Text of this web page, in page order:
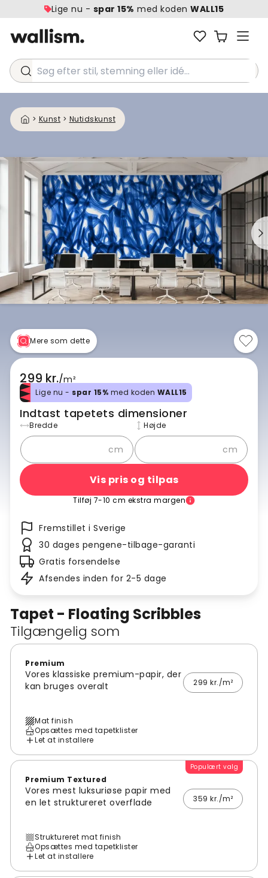
Lige nu - spar 15% med kodenWALL15
Søg efter stil, stemning eller idé...
> Kunst > Nutidskunst
Tapet - Floating Scribbles
Tilgængelig som
Premium
Vores klassiske premium-papir, der
kan bruges overalt
299 kr./m²
Mat finish
Opsættes med tapetklister
Let at installere
Populært valg
Premium Textured
Vores mest luksuriøse papir med
en let struktureret overflade
359 kr./m²
Struktureret mat finish
Opsættes med tapetklister
Let at installere
Mere som dette
299 kr./m²
Lige nu - spar 15% med koden WALL15
Indtast tapetets dimensioner
Bredde
cm
Højde
cm
Vis pris og tilpas
Tilføj 7-10 cm ekstra margen
Fremstillet i Sverige
30 dages pengene-tilbage-garanti
Gratis forsendelse
Afsendes inden for 2-5 dage